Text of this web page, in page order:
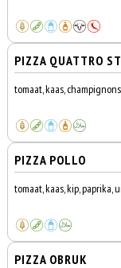
PIZZA QUATTRO
tomaat, kaas,
PIZZA POLLO
tomaat, kaas, kip, paprika,
PIZZA OBRUK